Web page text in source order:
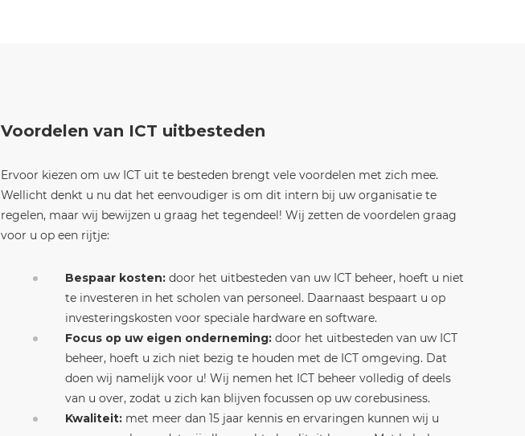
Voordelen van ICT uitbesteden
Ervoor kiezen om uw ICT uit te besteden brengt vele voordelen met zich mee.
Wellicht denkt u nu dat het eenvoudiger is om dit intern bij uw organisatie te
regelen, maar wij bewijzen u graag het tegendeel! Wij zetten de voordelen graag
voor u op een rijtje:
Bespaar kosten: door het uitbesteden van uw ICT beheer, hoeft u niet
te investeren in het scholen van personeel. Daarnaast bespaart u op
investeringskosten voor speciale hardware en software.
Focus op uw eigen onderneming: door het uitbesteden van uw ICT
beheer, hoeft u zich niet bezig te houden met de ICT omgeving. Dat
doen wij namelijk voor u! Wij nemen het ICT beheer volledig of deels
van u over, zodat u zich kan blijven focussen op uw corebusiness.
Kwaliteit: met meer dan 15 jaar kennis en ervaringen kunnen wij u